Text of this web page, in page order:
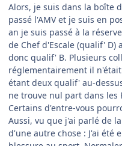
Alors, je suis dans la boîte
passé l'AMV et je suis en
an je suis passé à la
de Chef d'Escale (qualif' D)
donc qualif' B. Plusieurs
réglementairement il
étant deux qualif' au-
ne trouve nul part dans les
Certains d'entre-vous
Aussi, vu que j'ai parlé de
d'une autre chose : J'ai été